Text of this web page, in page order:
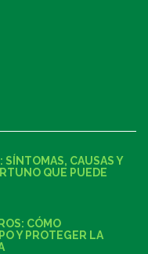
CAUSAS Y
QUE PUEDE
CÓMO
Y PROTEGER LA